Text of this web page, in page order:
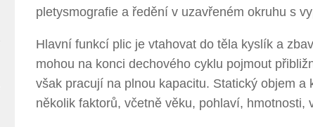
pletysmografie a ředění v uzavřeném okruhu s
Hlavní funkcí plic je vtahovat do těla kyslík a
mohou na konci dechového cyklu pojmout
však pracují na plnou kapacitu. Statický objem a
několik faktorů, včetně věku, pohlaví, hmotnosti,